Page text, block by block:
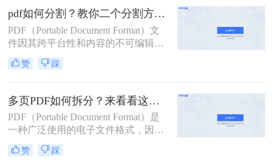
于分享、管理或打印。那么pdf拆分怎
么弄呢？本文将详细介绍几种常见的
PDF拆分方法，帮助您轻松完成PDF
文件的拆分工作。
pdf如何分割？教你二个分割方法！
PDF（Portable Document Format）文
件因其跨平台性和内容的不可编辑
性，在日常工作和学习中得到了广泛
应用。然而，有时我们需要将较大的
便于管理、传输或打印。那么pdf如何
分割呢？本文将详细介绍几种PDF分
割的方法，帮助您轻松完成这一任
务。
赞 踩
多页PDF如何拆分？来看看这三个PDF拆分方法！
PDF（Portable Document Format）是
一种广泛使用的电子文件格式，因其
跨平台、不易修改的特性而备受青
睐。然而，有时我们可能需要对一个
赞 踩